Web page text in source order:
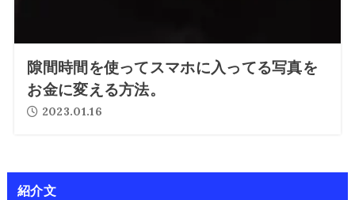
隙間時間を使ってスマホに入ってる写真を
お金に変える方法。
2023.01.16
紹介文